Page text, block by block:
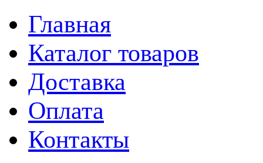
Главная
Каталог товаров
Доставка
Оплата
Контакты